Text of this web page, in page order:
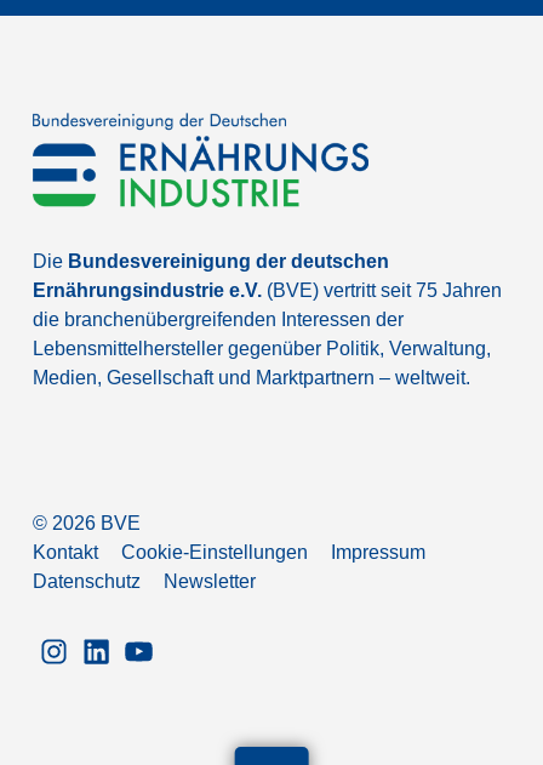
Die Bundesvereinigung der deutschen
Ernährungsindustrie e.V. (BVE) vertritt seit 75 Jahren
die branchenübergreifenden Interessen der
Lebensmittelhersteller gegenüber Politik, Verwaltung,
Medien, Gesellschaft und Marktpartnern – weltweit.
© 2026BVE
Kontakt
Cookie-Einstellungen
Impressum
Datenschutz
Newsletter